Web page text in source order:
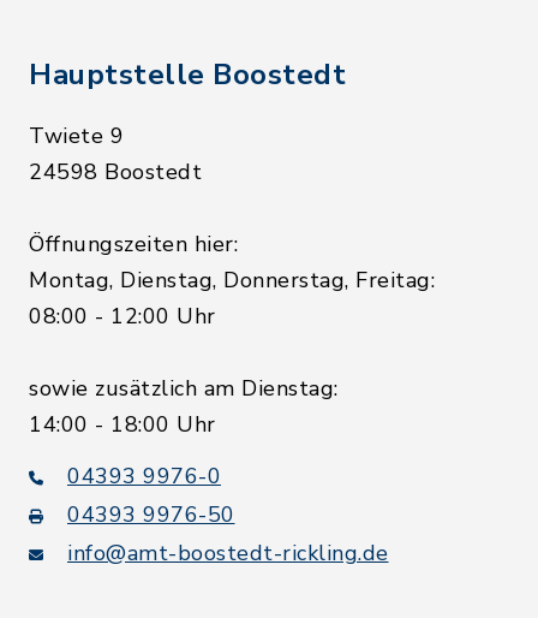
Hauptstelle Boostedt
Twiete 9
24598 Boostedt
Öffnungszeiten hier:
Montag, Dienstag, Donnerstag, Freitag:
08:00 - 12:00 Uhr
sowie zusätzlich am Dienstag:
14:00 - 18:00 Uhr
04393 9976-0
04393 9976-50
info@amt-boostedt-rickling.de